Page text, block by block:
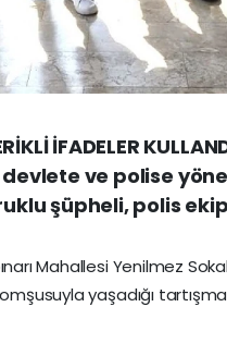
İFADELER
devlete ve polise
şüpheli, polis
Mahallesi Yenilmez
yaşadığı